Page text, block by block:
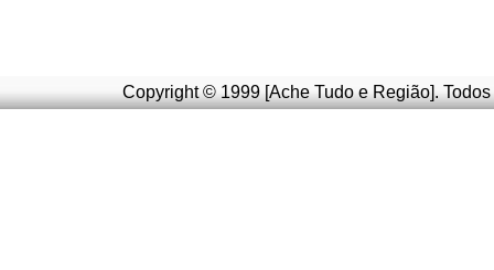
Copyright © 1999 [Ache Tudo e Região].